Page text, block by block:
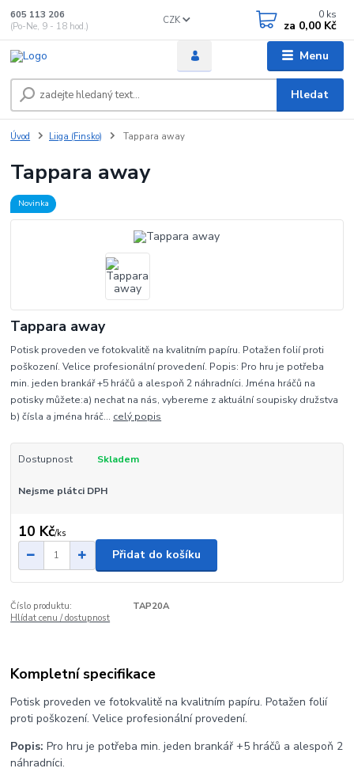
Menu
CZK
Hledat
605 113 206
(Po-Ne, 9 - 18 hod.)
0 ks
za 0,00 Kč
Úvod Liiga (Finsko) Tappara away
Tappara away
Novinka
Tappara away
Potisk proveden ve fotokvalitě na kvalitním papíru. Potažen folií proti
poškození. Velice profesionální provedení. Popis: Pro hru je potřeba
min. jeden brankář +5 hráčů a alespoň 2 náhradníci. Jména hráčů na
potisky můžete:a) nechat na nás, vybereme z aktuální soupisky družstva
b) čísla a jména hráč... celý popis
Dostupnost Skladem
Nejsme plátci DPH
10 Kč/ks
Přidat do košíku
Číslo produktu:
TAP20A
Hlídat cenu / dostupnost
Kompletní specifikace
Potisk proveden ve fotokvalitě na kvalitním papíru. Potažen folií
proti poškození. Velice profesionální provedení.
Popis: Pro hru je potřeba min. jeden brankář +5 hráčů a alespoň 2
náhradníci.